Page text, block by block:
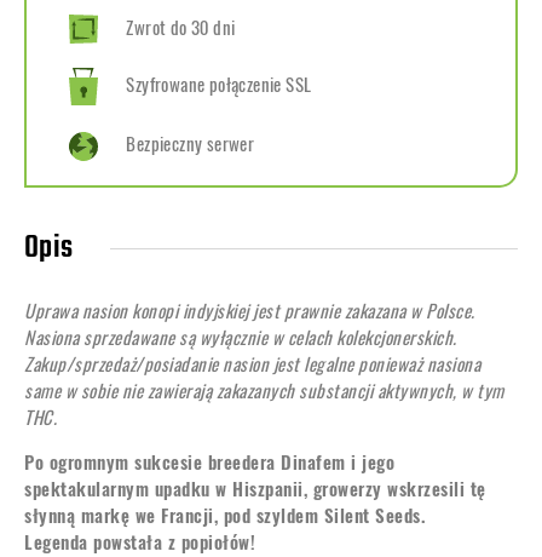
Zwrot do 30 dni
Szyfrowane połączenie SSL
Bezpieczny serwer
Opis
Uprawa nasion konopi indyjskiej jest prawnie zakazana w Polsce.
Nasiona sprzedawane są wyłącznie w celach kolekcjonerskich.
Zakup/sprzedaż/posiadanie nasion jest legalne ponieważ nasiona
same w sobie nie zawierają zakazanych substancji aktywnych, w tym
THC.
Po ogromnym sukcesie breedera Dinafem i jego
spektakularnym upadku w Hiszpanii, growerzy wskrzesili tę
słynną markę we Francji, pod szyldem Silent Seeds.
Legenda powstała z popiołów!